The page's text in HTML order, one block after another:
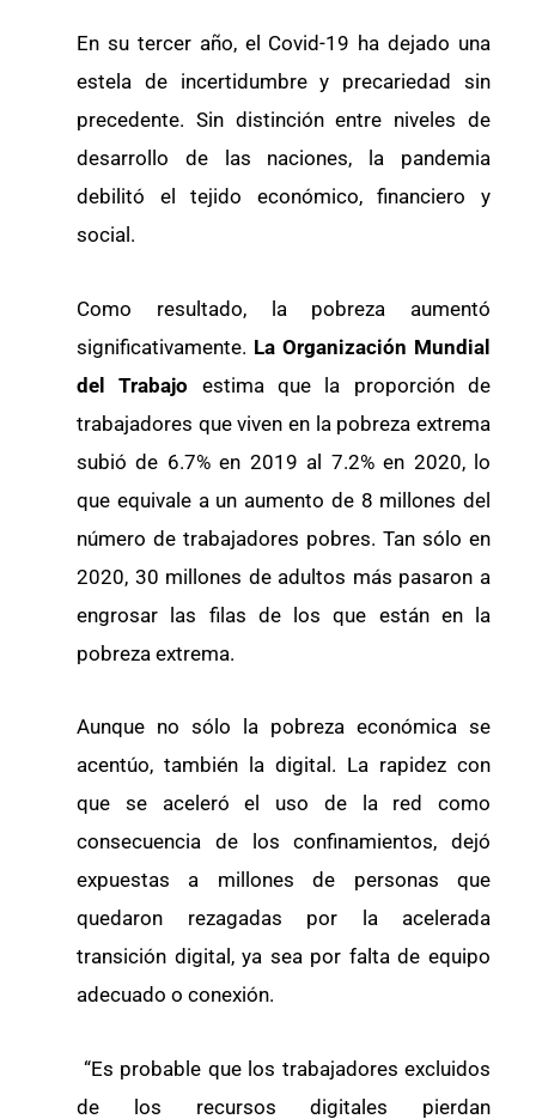
En su tercer año, el Covid-19 ha dejado una
estela de incertidumbre y precariedad sin
precedente. Sin distinción entre niveles de
desarrollo de las naciones, la pandemia
debilitó el tejido económico, financiero y
social.
Como resultado, la pobreza aumentó
significativamente. La Organización Mundial
del Trabajo estima que la proporción de
trabajadores que viven en la pobreza extrema
subió de 6.7% en 2019 al 7.2% en 2020, lo
que equivale a un aumento de 8 millones del
número de trabajadores pobres. Tan sólo en
2020, 30 millones de adultos más pasaron a
engrosar las filas de los que están en la
pobreza extrema.
Aunque no sólo la pobreza económica se
acentúo, también la digital. La rapidez con
que se aceleró el uso de la red como
consecuencia de los confinamientos, dejó
expuestas a millones de personas que
quedaron rezagadas por la acelerada
transición digital, ya sea por falta de equipo
adecuado o conexión.
“Es probable que los trabajadores excluidos
de los recursos digitales pierdan